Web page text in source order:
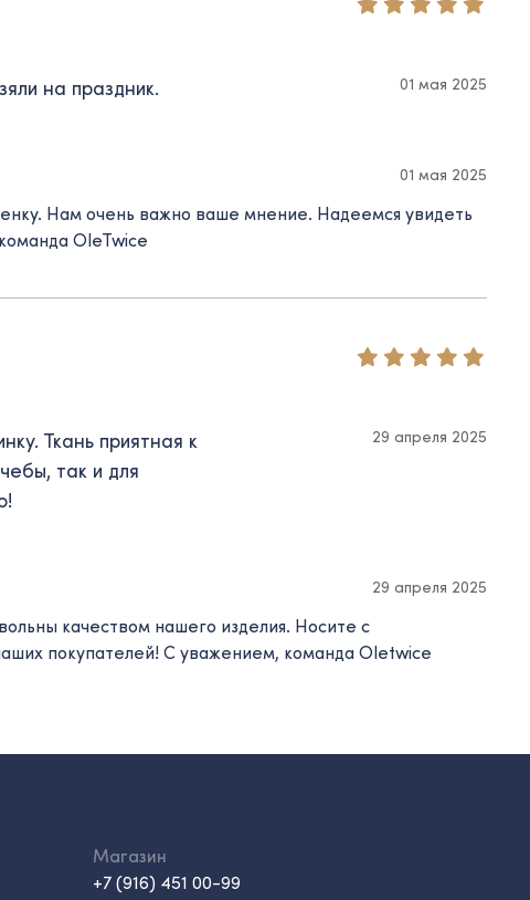
на праздник. 01 мая 2025
01 мая 2025
Нам очень важно ваше мнение. Надеемся увидеть
OleTwice
Ткань приятная к
так и для
29 апреля 2025
29 апреля 2025
качеством нашего изделия. Носите с
покупателей! C уважением, команда Oletwice
Магазин
+7 (916) 451 00-99